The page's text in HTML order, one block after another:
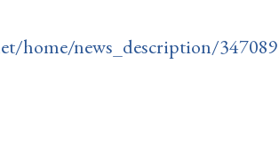
home/news_description/347089